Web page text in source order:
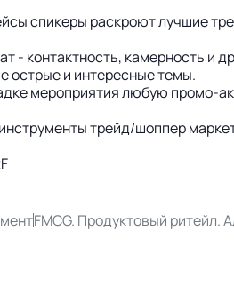
спикеры раскроют лучшие
контактность, камерность и
острые и интересные темы.
мероприятия любую
трейд/шоппер
FMCG. Продуктовый ритейл.